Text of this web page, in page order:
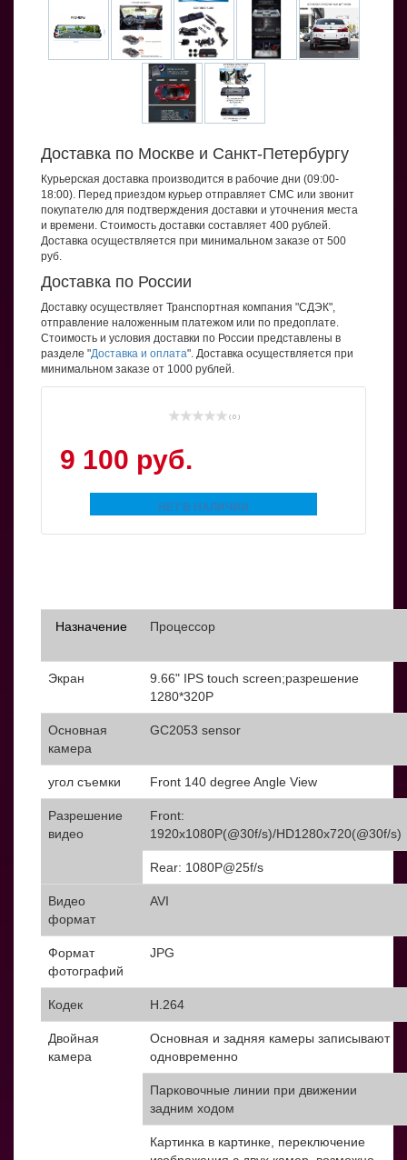
Доставка по Москве и Санкт-Петербургу
Курьерская доставка производится в рабочие дни (09:00-
18:00). Перед приездом курьер отправляет СМС или звонит
покупателю для подтверждения доставки и уточнения места
и времени. Стоимость доставки составляет 400 рублей.
Доставка осуществляется при минимальном заказе от 500
руб.
Доставка по России
Доставку осуществляет Транспортная компания "СДЭК",
отправление наложенным платежом или по предоплате.
Стоимость и условия доставки по России представлены в
разделе "Доставка и оплата". Доставка осуществляется при
минимальном заказе от 1000 рублей.
( 0 )
9 100 руб.
НЕТ В НАЛИЧИИ
Назначение Процессор
Экран
9.66" IPS touch screen;разрешение
1280*320P
Основная
камера
GC2053 sensor
угол съемки Front 140 degree Angle View
Разрешение
видео
Front:
1920x1080P(@30f/s)/HD1280x720(@30f/s)
Rear: 1080P@25f/s
Видео
формат
AVI
Формат
фотографий
JPG
Кодек H.264
Двойная
камера
Основная и задняя камеры записывают
одновременно
Парковочные линии при движении
задним ходом
Картинка в картинке, переключение